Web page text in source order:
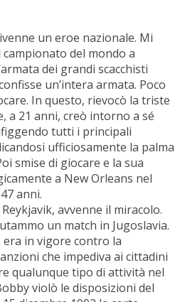
un eroe nazionale. Mi
del mondo a
dei grandi scacchisti
un’intera armata. Poco
In questo, rievocò la triste
a 21 anni, creò intorno a sé
tutti i principali
ufficiosamente la palma
smise di giocare e la sua
a New Orleans nel
anni.
avvenne il miracolo.
un match in Jugoslavia.
in vigore contro la
che impediva ai cittadini
qualunque tipo di attività nel
violò le disposizioni del